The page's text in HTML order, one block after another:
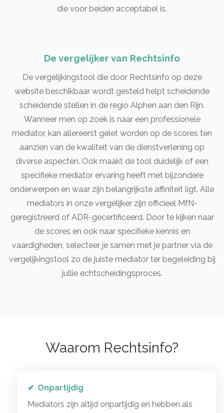
die voor beiden acceptabel is.
De vergelijker van Rechtsinfo
De vergelijkingstool die door Rechtsinfo op deze
website beschikbaar wordt gesteld helpt scheidende
scheidende stellen in de regio Alphen aan den Rijn.
Wanneer men op zoek is naar een professionele
mediator, kan allereerst gelet worden op de scores ten
aanzien van de kwaliteit van de dienstverlening op
diverse aspecten. Ook maakt de tool duidelijk of een
specifieke mediator ervaring heeft met bijzondere
onderwerpen en waar zijn belangrijkste affiniteit ligt. Alle
mediators in onze vergelijker zijn officieel MfN-
geregistreerd of ADR-gecertificeerd. Door te kijken naar
de scores en ook naar specifieke kennis en
vaardigheden, selecteer je samen met je partner via de
vergelijkingstool zo de juiste mediator ter begeleiding bij
jullie echtscheidingsproces.
Waarom Rechtsinfo?
Onpartijdig
Mediators zijn altijd onpartijdig en hebben als